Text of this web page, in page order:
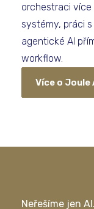
orchestraci více
systémy, práci
agentické AI
workflow.
Více o
Neřešíme jen